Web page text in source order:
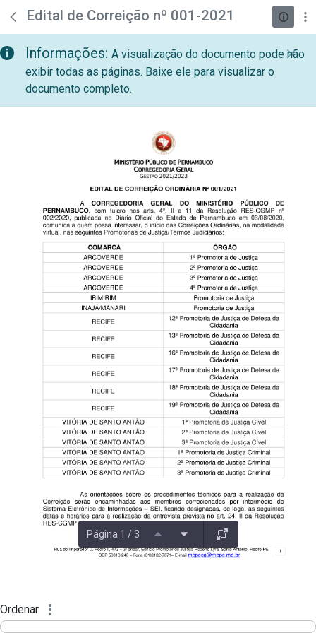
Pular para o Conteúdo principal
teste descricao
Edital de Correição nº 001-2021
Informações: A visualização do documento pode não
exibir todas as páginas. Baixe ele para visualizar o
documento completo.
Página 1 / 3
Ordenar